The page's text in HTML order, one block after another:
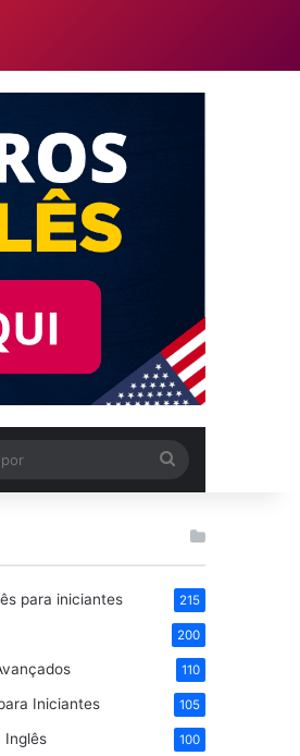
por
para iniciantes 215
200
110
Iniciantes 105
Inglês 100